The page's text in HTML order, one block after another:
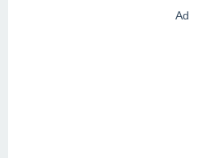
Ad